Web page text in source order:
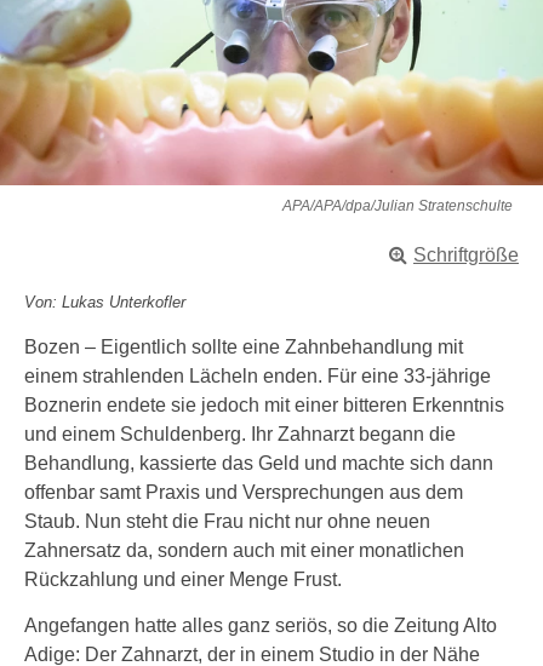
APA/APA/dpa/Julian Stratenschulte
Schriftgröße
Von: Lukas Unterkofler
Bozen – Eigentlich sollte eine Zahnbehandlung mit
einem strahlenden Lächeln enden. Für eine 33-jährige
Boznerin endete sie jedoch mit einer bitteren Erkenntnis
und einem Schuldenberg. Ihr Zahnarzt begann die
Behandlung, kassierte das Geld und machte sich dann
offenbar samt Praxis und Versprechungen aus dem
Staub. Nun steht die Frau nicht nur ohne neuen
Zahnersatz da, sondern auch mit einer monatlichen
Rückzahlung und einer Menge Frust.
Angefangen hatte alles ganz seriös, so die Zeitung Alto
Adige: Der Zahnarzt, der in einem Studio in der Nähe